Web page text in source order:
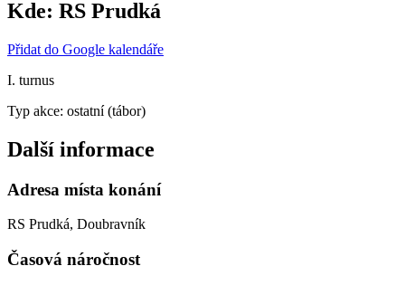
Kde: RS Prudká
Přidat do Google kalendáře
I. turnus
Typ akce: ostatní (tábor)
Další informace
Adresa místa konání
RS Prudká, Doubravník
Časová náročnost